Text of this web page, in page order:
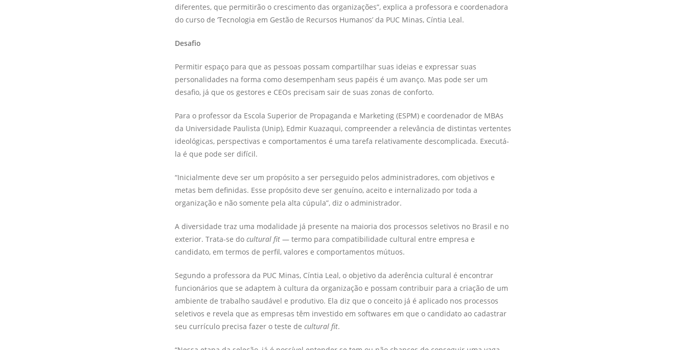
diferentes, que permitirão o crescimento das organizações”, explica a professora e coordenadora
do curso de ‘Tecnologia em Gestão de Recursos Humanos’ da PUC Minas, Cíntia Leal.
Desafio
Permitir espaço para que as pessoas possam compartilhar suas ideias e expressar suas
personalidades na forma como desempenham seus papéis é um avanço. Mas pode ser um
desafio, já que os gestores e CEOs precisam sair de suas zonas de conforto.
Para o professor da Escola Superior de Propaganda e Marketing (ESPM) e coordenador de MBAs
da Universidade Paulista (Unip), Edmir Kuazaqui, compreender a relevância de distintas vertentes
ideológicas, perspectivas e comportamentos é uma tarefa relativamente descomplicada. Executá-
la é que pode ser difícil.
“Inicialmente deve ser um propósito a ser perseguido pelos administradores, com objetivos e
metas bem definidas. Esse propósito deve ser genuíno, aceito e internalizado por toda a
organização e não somente pela alta cúpula”, diz o administrador.
A diversidade traz uma modalidade já presente na maioria dos processos seletivos no Brasil e no
exterior. Trata-se do cultural fit — termo para compatibilidade cultural entre empresa e
candidato, em termos de perfil, valores e comportamentos mútuos.
Segundo a professora da PUC Minas, Cíntia Leal, o objetivo da aderência cultural é encontrar
funcionários que se adaptem à cultura da organização e possam contribuir para a criação de um
ambiente de trabalho saudável e produtivo. Ela diz que o conceito já é aplicado nos processos
seletivos e revela que as empresas têm investido em softwares em que o candidato ao cadastrar
seu currículo precisa fazer o teste de cultural fit.